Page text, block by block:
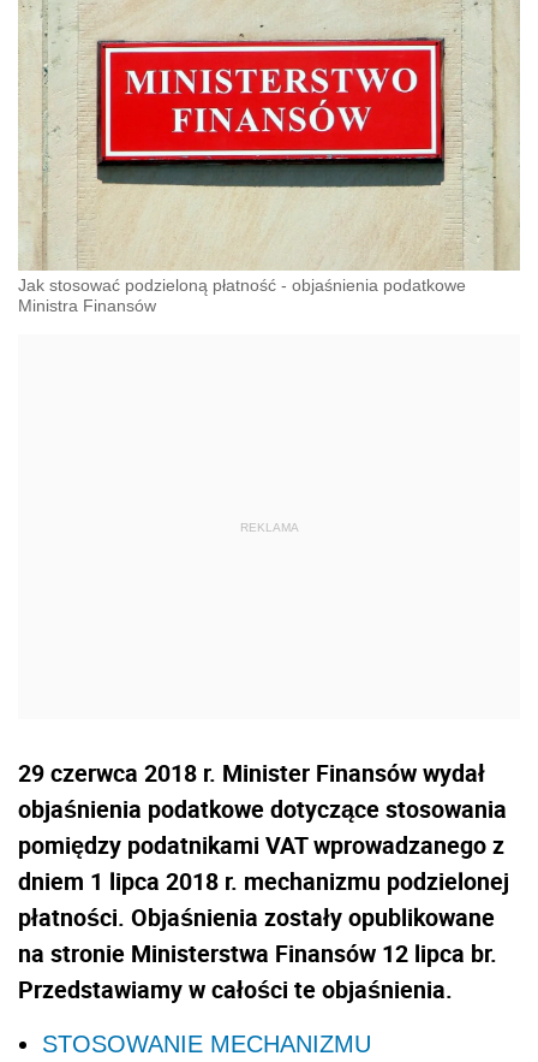
Jak stosować podzieloną płatność - objaśnienia podatkowe
Ministra Finansów
29 czerwca 2018 r. Minister Finansów wydał
objaśnienia podatkowe dotyczące stosowania
pomiędzy podatnikami VAT wprowadzanego z
dniem 1 lipca 2018 r. mechanizmu podzielonej
płatności. Objaśnienia zostały opublikowane
na stronie Ministerstwa Finansów 12 lipca br.
Przedstawiamy w całości te objaśnienia.
STOSOWANIE MECHANIZMU